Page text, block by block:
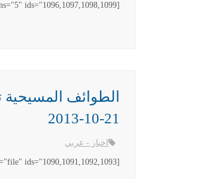
[gallery link="file" columns="5" ids="1096,1097,1098,1099"]
الطوائف المسيحية
21-10-2013
اخبار - عربي
[gallery columns="5" link="file" ids="1090,1091,1092,1093"]